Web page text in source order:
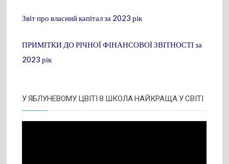
Звіт про власний капітал за 2023 рік
ПРИМІТКИ ДО РІЧНОЇ ФІНАНСОВОЇ ЗВІТНОСТІ за
2023 рік
У ЯБЛУНЕВОМУ ЦВІТІ 8 ШКОЛА НАЙКРАЩА У СВІТІ